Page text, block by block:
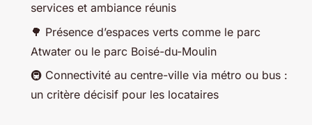
services et ambiance réunis
🌳 Présence d’espaces verts comme le parc
Atwater ou le parc Boisé-du-Moulin
🚇 Connectivité au centre-ville via métro ou bus :
un critère décisif pour les locataires